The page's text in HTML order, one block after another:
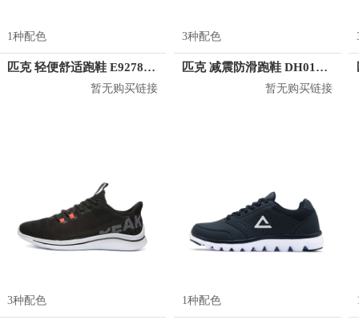
1种配色
匹克 轻便舒适跑鞋 E92787H
暂无购买链接
3种配色
匹克 减震防滑跑鞋 DH010191
暂无购买链接
3种配色 1种配色